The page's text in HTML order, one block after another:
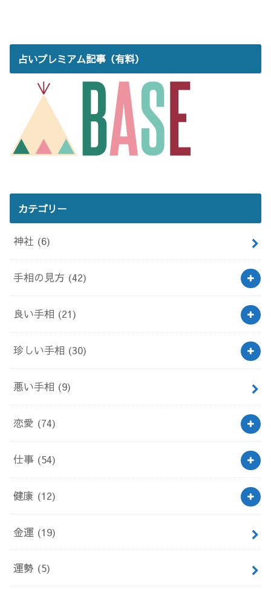
占いプレミアム記事（有料）
カテゴリー
神社 (6)
手相の見方 (42)
良い手相 (21)
珍しい手相 (30)
悪い手相 (9)
恋愛 (74)
仕事 (54)
健康 (12)
金運 (19)
運勢 (5)